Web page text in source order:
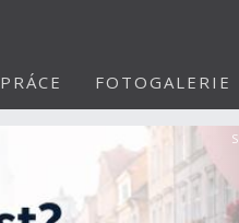
PRÁCE FOTOGALERIE